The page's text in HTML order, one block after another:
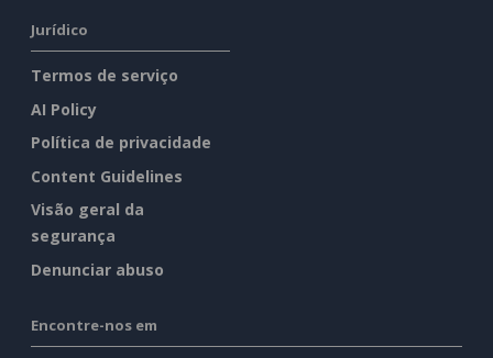
Jurídico
Termos de serviço
AI Policy
Política de privacidade
Content Guidelines
Visão geral da
segurança
Denunciar abuso
Encontre-nos em